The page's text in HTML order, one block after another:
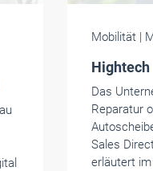
Mobilität |
Das
Reparatur
Sales
erläutert